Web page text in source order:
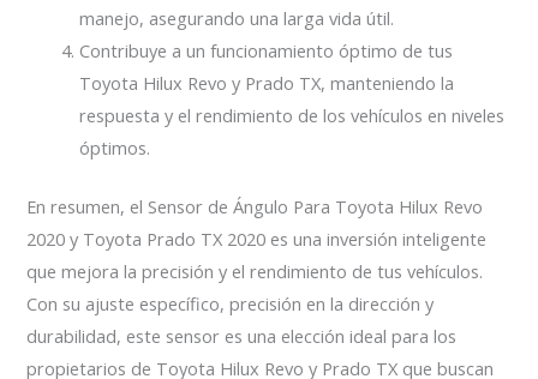
manejo, asegurando una larga vida útil.
Contribuye a un funcionamiento óptimo de tus
Toyota Hilux Revo y Prado TX, manteniendo la
respuesta y el rendimiento de los vehículos en niveles
óptimos.
En resumen, el Sensor de Ángulo Para Toyota Hilux Revo
2020 y Toyota Prado TX 2020 es una inversión inteligente
que mejora la precisión y el rendimiento de tus vehículos.
Con su ajuste específico, precisión en la dirección y
durabilidad, este sensor es una elección ideal para los
propietarios de Toyota Hilux Revo y Prado TX que buscan